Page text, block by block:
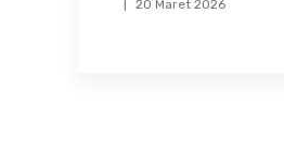
20 Maret 2026